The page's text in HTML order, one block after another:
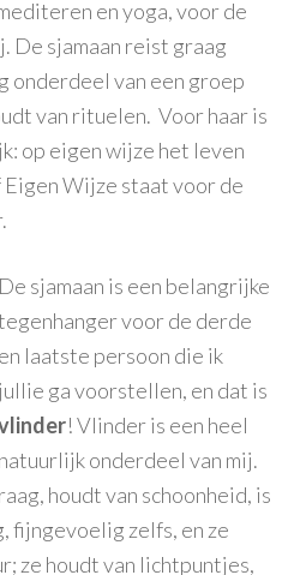
en yoga, voor de
De sjamaan reist graag
onderdeel van een groep
van rituelen. Voor haar is
op eigen wijze het leven
Eigen Wijze staat voor de
De sjamaan is een belangrijke
voor de derde
en laatste persoon die ik
jullie ga voorstellen, en dat is
! Vlinder is een heel
natuurlijk onderdeel van mij.
houdt van schoonheid, is
fijngevoelig zelfs, en ze
ze houdt van lichtpuntjes,